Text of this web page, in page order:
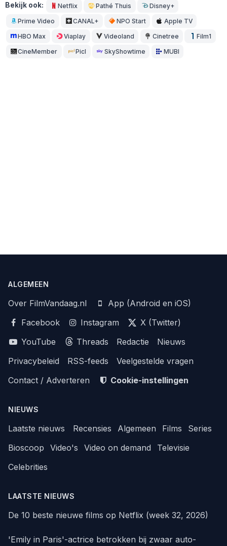
Bekijk ook: Netflix Pathé Thuis Disney+
Prime Video CANAL+ NPO Start Apple TV
HBO Max Viaplay Videoland Cinetree Film1
CineMember Picl SkyShowtime MUBI
ALGEMEEN
Over FilmVandaag.nl
App (Android en iOS)
Facebook
Instagram
X (Twitter)
YouTube
Threads Redactie
Nieuws
Privacybeleid
RSS-feeds
Veelgestelde vragen
Contact / Adverteren
Cookie-instellingen
NIEUWS
Laatste nieuws Recensies Algemeen Films
Series
Bioscoop
Video's Video on demand
Televisie
Celebrities
LAATSTE NIEUWS
De 10 beste nieuwe films op Netflix (week 32, 2026)
'Emily in Paris'-actrice betrokken bij zwaar auto-